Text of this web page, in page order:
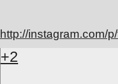
http://instagram.com/
+2